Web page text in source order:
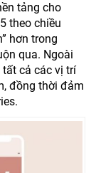
tảng cho
theo chiều
hơn trong
qua. Ngoài
cả các vị trí
đồng thời đảm